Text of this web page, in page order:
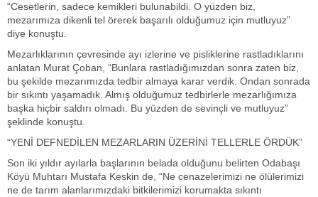
“Cesetlerin, sadece kemikleri bulunabildi. O yüzden biz,
mezarımıza dikenli tel örerek başarılı olduğumuz için mutluyuz”
diye konuştu.
Mezarlıklarının çevresinde ayı izlerine ve pisliklerine rastladıklarını
anlatan Murat Çoban, “Bunlara rastladığımızdan sonra zaten biz,
bu şekilde mezarımızda tedbir almaya karar verdik. Ondan sonrada
bir sıkıntı yaşamadık. Almış olduğumuz tedbirlerle mezarlığımıza
başka hiçbir saldırı olmadı. Bu yüzden de sevinçli ve mutluyuz”
şeklinde konuştu.
“YENİ DEFNEDİLEN MEZARLARIN ÜZERİNİ TELLERLE ÖRDÜK”
Son iki yıldır ayılarla başlarının belada olduğunu belirten Odabaşı
Köyü Muhtarı Mustafa Keskin de, “Ne cenazelerimizi ne ölülerimizi
ne de tarım alanlarımızdaki bitkilerimizi korumakta sıkıntı